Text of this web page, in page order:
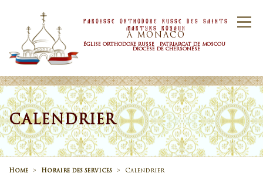
Menu
Paroisse Orthodoxe Russe Des Saints
Martyrs Royaux
À MONACO
ÉGLISE ORTHODOXE RUSSE PATRIARCAT DE MOSCOU
DIOCÉSE DE CHERSONÉSE
ACCUEIL PAROISSE NOUVELLES
HORAIRE SACREMENTS
CALENDRIER
Home > Horaire des services > Calendrier